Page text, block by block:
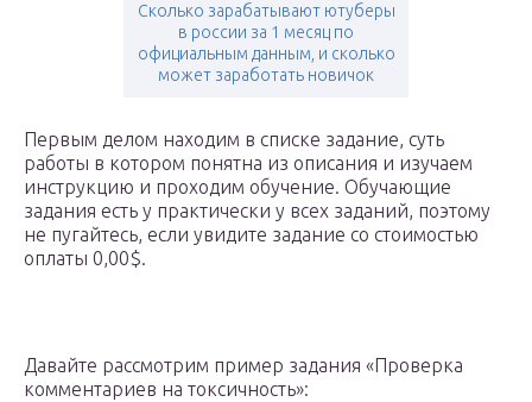
Сколько зарабатывают ютуберы
в россии за 1 месяц по
официальным данным, и сколько
может заработать новичок
Первым делом находим в списке задание, суть
работы в котором понятна из описания и изучаем
инструкцию и проходим обучение. Обучающие
задания есть у практически у всех заданий, поэтому
не пугайтесь, если увидите задание со стоимостью
оплаты 0,00$.
Давайте рассмотрим пример задания «Проверка
комментариев на токсичность»: